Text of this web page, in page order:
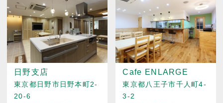
日野支店
東京都日野市日野本町2-
20-6
Cafe ENLARGE
東京都八王子市千人町4-
3-2